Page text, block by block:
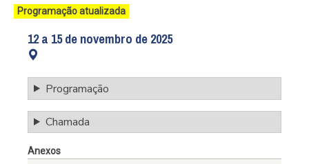
Programação atualizada
12 a 15 de novembro de 2025
Programação
Chamada
Anexos